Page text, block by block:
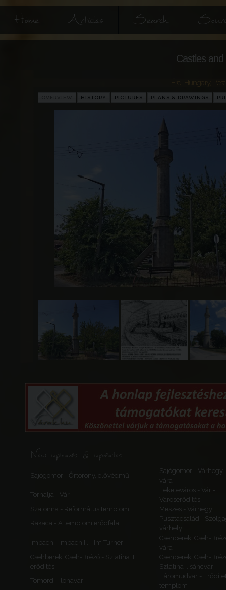
Home Articles Search
Castles
HISTORY PICTURES PLANS & DRAWINGS
New uploads & updates
Sajógömör - Őrtorony, elővédmű
Sajógömör - Várhegy
vára
Tornalja - Vár
Feketeváros - Vár -
Városerődítés
Szalonna - Református templom
Meszes - Várhegy
Rakaca - A templom erődfala
Pusztacsalád -
várhely
Imbach - Imbach II., „Im Turner”
Csehberek, Cseh-
vára
Csehberek, Cseh-Brézó - Szlatina II.
erődítés
Csehberek, Cseh-
Szlatina I. sáncvár
Tömörd - Ilonavár
Háromudvar -
templom